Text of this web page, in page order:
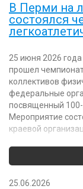
В Перми на
состоялся
25 июня 2026
прошел
коллективов
федеральные
посвященный
Мероприятие
краевой
25.06.2026